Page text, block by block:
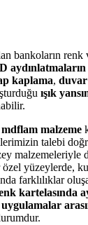
bankoların renk
aydınlatmaların
kaplama, duvar
ışık
mdflam malzeme
talebi
malzemeleriyle
yüzeylerde,
farklılıklar
kartelasında